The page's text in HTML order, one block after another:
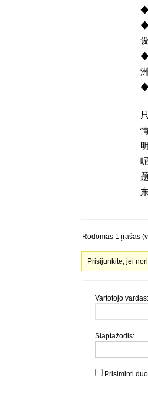
◆
◆
◆
◆
Rodomas 1 įrašas
Prisijunkite, jei
Vartotojo vardas:
Slaptažodis:
Prisiminti